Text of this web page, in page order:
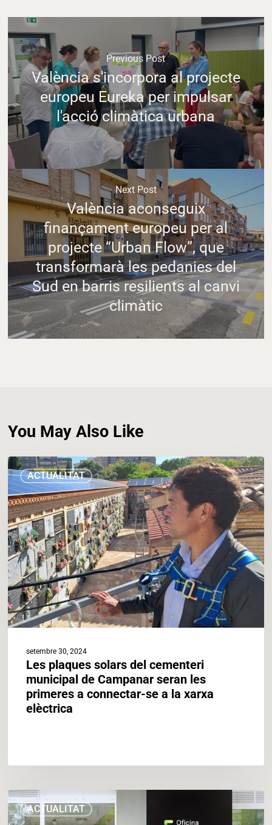
Previous Post
València s'incorpora al projecte
europeu Eureka per impulsar
l'acció climàtica urbana
Next Post
València aconseguix
finançament europeu per al
projecte “Urban Flow”, que
transformarà les pedanies del
Sud en barris resilients al canvi
climàtic
You May Also Like
ACTUALITAT
Les
plaques
solars
del
cementeri
municipal
de
Campanar
seran
les
primeres
a
connectar-
xarxa
elèctrica
setembre 30, 2024
Les plaques solars del cementeri
municipal de Campanar seran les
primeres a connectar-se a la xarxa
elèctrica
ACTUALITAT
L’Oficina
de